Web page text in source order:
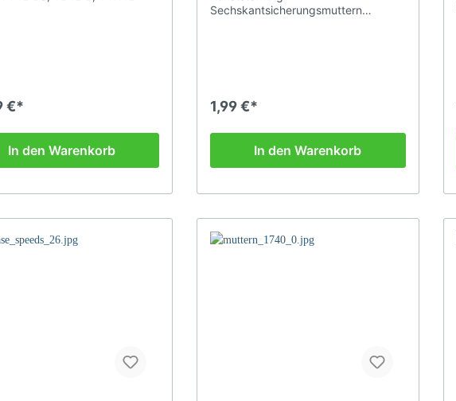
€*
In den Warenkorb
Sechskantsicherungsmuttern
1,99 €*
In den Warenkorb